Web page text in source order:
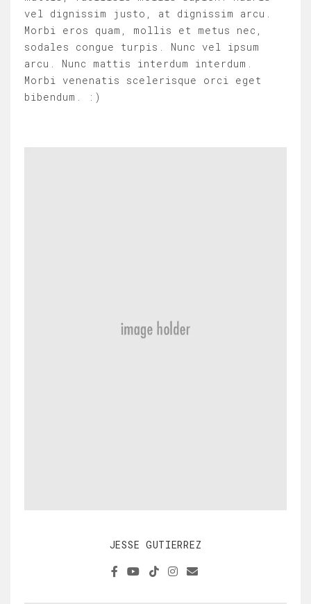
vel dignissim justo, at dignissim arcu.
Morbi eros quam, mollis et metus nec,
sodales congue turpis. Nunc vel ipsum
arcu. Nunc mattis interdum interdum.
Morbi venenatis scelerisque orci eget
bibendum. :)
JESSE GUTIERREZ